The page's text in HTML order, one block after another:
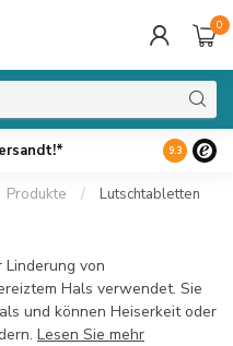
0
9.3
Produkte / Lutschtabletten
von
Hals verwendet. Sie
und können Heiserkeit oder
Lesen Sie mehr